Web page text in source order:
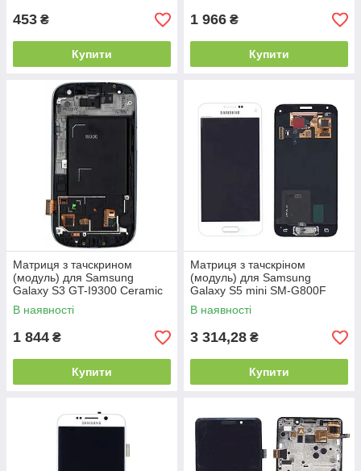
453 ₴
Купити
1 966 ₴
Купити
Матриця з тачскрином
(модуль) для Samsung
Galaxy S3 GT-I9300 Ceramic
White білий з рамкою
В наявності
1 844 ₴
Купити
Матриця з тачскріном
(модуль) для Samsung
Galaxy S5 mini SM-G800F
білий
В наявності
3 314,28 ₴
Купити